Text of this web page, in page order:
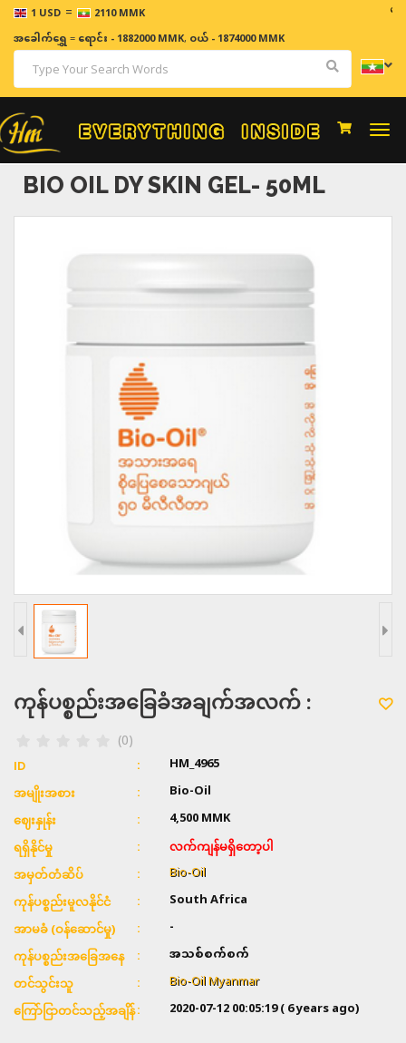
1 USD = 2110 MMK ဈေး
အခေါက်ရွှေ=ရောင်း - 1882000 MMK, ဝယ် - 1874000 MMK
BIO OIL DY SKIN GEL- 50ML
ကုန်ပစ္စည်းအခြေခံအချက်အလက် :
(0)
ID HM_4965
အမျိုးအစား Bio-Oil
ဈေးနှုန်း 4,500MMK
ရရှိနိုင်မှု
လက်ကျန်မရှိတော့ပါ
အမှတ်တံဆိပ်
Bio-Oil
ကုန်ပစ္စည်းမူလနိုင်ငံ South Africa
အာမခံ (ဝန်ဆောင်မှု) -
ကုန်ပစ္စည်းအခြေအနေ အသစ်စက်စက်
တင်သွင်းသူ Bio-Oil Myanmar
ကြော်ငြာတင်သည့်အချိန် 2020-07-12 00:05:19( 6 years ago)